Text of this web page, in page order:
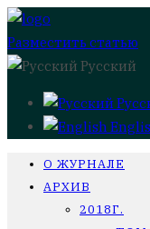
Разместить статью
Русский
О ЖУРНАЛЕ
АРХИВ
2018Г.